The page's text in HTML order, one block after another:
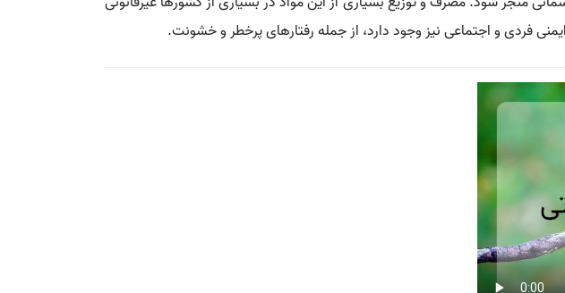
فردی و اجتماعی نیز وجود دارد، از جمله رفتارهای پرخطر و خشونت.